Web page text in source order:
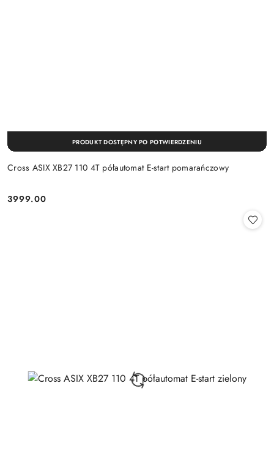
Cross ASIX XB27 110 4T półautomat E-start pomarańczowy
Cena:
3999.00
PRODUKT DOSTĘPNY PO POTWIERDZENIU